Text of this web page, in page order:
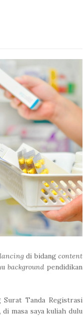
di bidangcontent
background pendidikan
Surat Tanda Registrasi
masa saya kuliah dulu